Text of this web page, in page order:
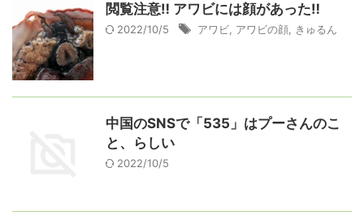
閲覧注意‼️ アワビには顔があった‼️
2022/10/5 アワビ アワビの顔 きゅるん
中国のSNSで「535」はプーさんのこ
と、らしい
2022/10/5